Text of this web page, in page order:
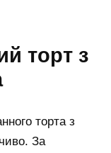
торт з
торта з
За